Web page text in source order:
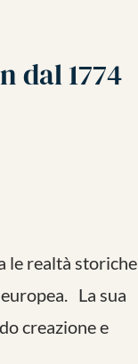
dal 1774
le realtà storiche
La sua
creazione e